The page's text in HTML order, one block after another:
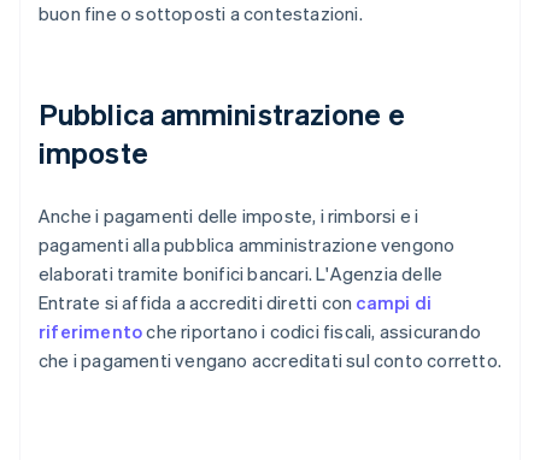
buon fine o sottoposti a contestazioni.
Pubblica amministrazione e
imposte
Anche i pagamenti delle imposte, i rimborsi e i
pagamenti alla pubblica amministrazione vengono
elaborati tramite bonifici bancari. L'Agenzia delle
Entrate si affida a accrediti diretti con campi di
riferimentoche riportano i codici fiscali, assicurando
che i pagamenti vengano accreditati sul conto corretto.